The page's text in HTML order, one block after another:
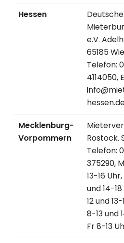
Hessen
e.V.
65185
Telefon:
4114050,
Mecklenburg-
Vorpommern
Rostock.
Telefon:
375290,
13-16
und 14-
12 und
8-13 und
Fr 8-13